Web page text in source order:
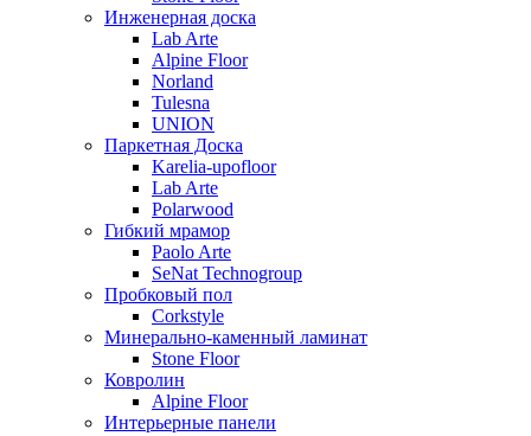
Инженерная доска
Lab Arte
Alpine Floor
Norland
Tulesna
UNION
Паркетная Доска
Karelia-upofloor
Lab Arte
Polarwood
Гибкий мрамор
Paolo Arte
SeNat Technogroup
Пробковый пол
Corkstyle
Минерально-каменный ламинат
Stone Floor
Ковролин
Alpine Floor
Интерьерные панели